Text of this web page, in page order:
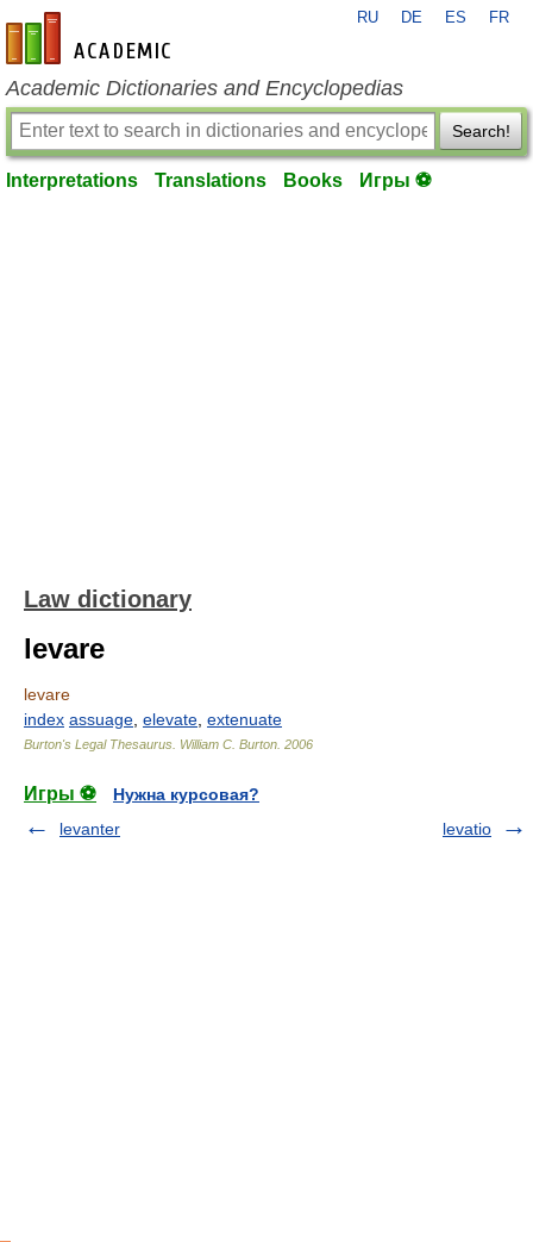
en-academic.com
RU DE ES FR
Academic Dictionaries and Encyclopedias
Search!
Interpretations Translations Books Игры ⚽
Law dictionary
levare
levare
index assuage elevate extenuate
Burton's Legal Thesaurus. William C. Burton 2006
Игры ⚽
Нужна курсовая?
levanter
levatio